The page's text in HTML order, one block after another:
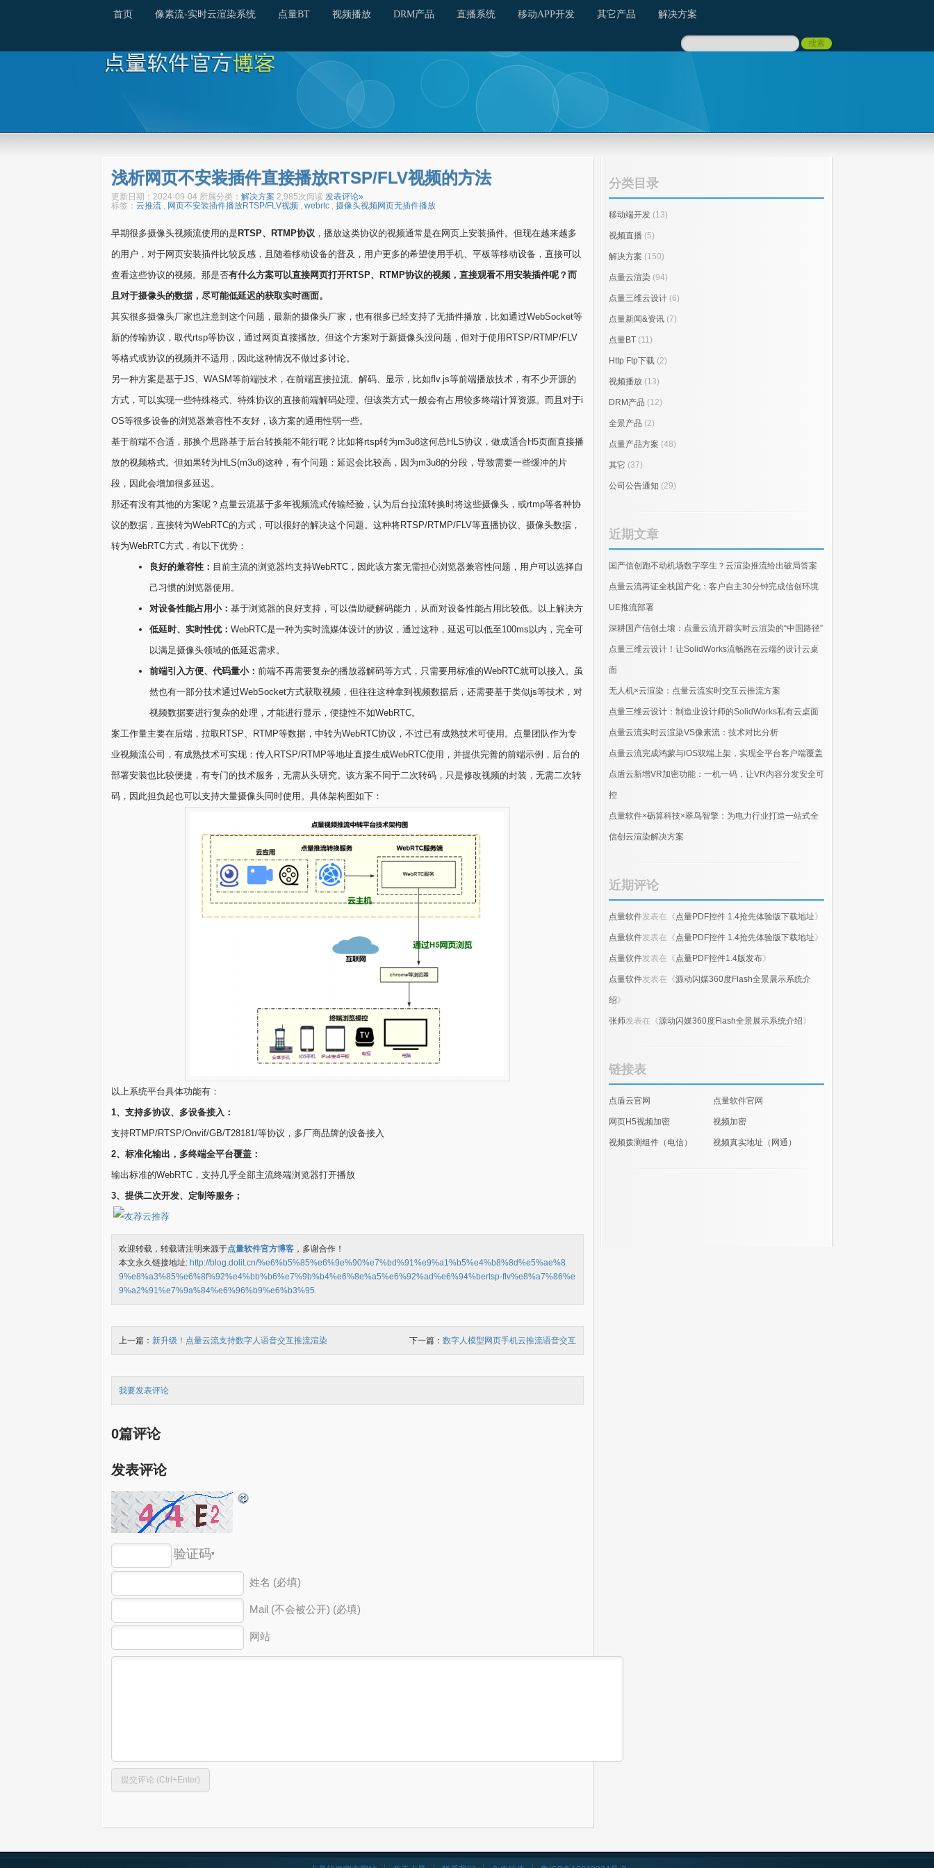
首页 像素流-实时云渲染系统 点量BT 视频播放 DRM产品 直播系统 移动APP开发 其它产品 解决方案
浅析网页不安装插件直接播放RTSP/FLV视频的方法
更新日期：2024-09-04 所属分类： 解决方案 2,985次阅读 发表评论»
标签： 云推流 , 网页不安装插件播放RTSP/FLV视频 , webrtc , 摄像头视频网页无插件播放
早期很多摄像头视频流使用的是 RTSP、RTMP协议 ，播放这类协议的视频通常是在网页上安装插件。但现在越来越多
的用户，对于网页安装插件比较反感，且随着移动设备的普及，用户更多的希望使用手机、平板等移动设备，直接可以
查看这些协议的视频。那是否有什么方案可以直接网页打开RTSP、RTMP协议的视频，直接观看不用安装插件呢？而
且对于摄像头的数据，尽可能低延迟的获取实时画面。
其实很多摄像头厂家也注意到这个问题，最新的摄像头厂家，也有很多已经支持了无插件播放，比如通过WebSocket等
新的传输协议，取代rtsp等协议，通过网页直接播放。但这个方案对于新摄像头没问题，但对于使用RTSP/RTMP/FLV
等格式或协议的视频并不适用，因此这种情况不做过多讨论。
另一种方案是基于JS、WASM等前端技术，在前端直接拉流、解码、显示，比如flv.js等前端播放技术，有不少开源的
方式，可以实现一些特殊格式、特殊协议的直接前端解码处理。但该类方式一般会有占用较多终端计算资源。而且对于i
OS等很多设备的浏览器兼容性不友好，该方案的通用性弱一些。
基于前端不合适，那换个思路基于后台转换能不能行呢？比如将rtsp转为m3u8这何总HLS协议，做成适合H5页面直接播
放的视频格式。但如果转为HLS(m3u8)这种，有个问题：延迟会比较高，因为m3u8的分段，导致需要一些缓冲的片
段，因此会增加很多延迟。
那还有没有其他的方案呢？点量云流基于多年视频流式传输经验，认为后台拉流转换时将这些摄像头，或rtmp等各种协
议的数据，直接转为WebRTC的方式，可以很好的解决这个问题。这种将RTSP/RTMP/FLV等直播协议、摄像头数据，
转为WebRTC方式，有以下优势：
良好的兼容性： 目前主流的浏览器均支持WebRTC，因此该方案无需担心浏览器兼容性问题，用户可以选择自
己习惯的浏览器使用。
对设备性能占用小： 基于浏览器的良好支持，可以借助硬解码能力，从而对设备性能占用比较低。
低延时、实时性优： WebRTC是一种为实时流媒体设计的协议，通过这种，延迟可以低至100ms以内，完全可
以满足摄像头领域的低延迟需求。
前端引入方便、代码量小： 前端不再需要复杂的播放器解码等方式，只需要用标准的WebRTC就可以接入。虽
然也有一部分技术通过WebSocket方式获取视频，但往往这种拿到视频数据后，还需要基于类似js等技术，对
视频数据要进行复杂的处理，才能进行显示，便捷性不如WebRTC。
以上解决方
案工作量主要在后端，拉取RTSP、RTMP等数据，中转为WebRTC协议，不过已有成熟技术可使用。点量团队作为专
业视频流公司，有成熟技术可实现：传入RTSP/RTMP等地址直接生成WebRTC使用，并提供完善的前端示例，后台的
部署安装也比较便捷，有专门的技术服务，无需从头研究。该方案不同于二次转码，只是修改视频的封装，无需二次转
码，因此担负起也可以支持大量摄像头同时使用。具体架构图如下：
以上系统平台具体功能有：
1、支持多协议、多设备接入：
支持RTMP/RTSP/Onvif/GB/T28181/等协议，多厂商品牌的设备接入
2、 标准化输出，多终端全平台覆盖：
输出标准的WebRTC，支持几乎全部主流终端浏览器打开播放
3、 提供二次开发、定制等服务 ；
欢迎转载，转载请注明来源于点量软件官方博客 ，多谢合作！
本文永久链接地址: http://blog.dolit.cn/%e6%b5%85%e6%9e%90%e7%bd%91%e9%a1%b5%e4%b8%8d%e5%ae%8
9%e8%a3%85%e6%8f%92%e4%bb%b6%e7%9b%b4%e6%8e%a5%e6%92%ad%e6%94%bertsp-flv%e8%a7%86%e
9%a2%91%e7%9a%84%e6%96%b9%e6%b3%95
上一篇： 新升级！点量云流支持数字人语音交互推流渲染 下一篇： 数字人模型网页手机云推流语音交互
我要发表评论
0篇评论
发表评论
验证码*
姓名 (必填)
Mail (不会被公开) (必填)
网站
分类目录
移动端开发 (13)
视频直播 (5)
解决方案 (150)
点量云渲染 (94)
点量三维云设计 (6)
点量新闻&资讯 (7)
点量BT (11)
Http Ftp下载 (2)
视频播放 (13)
DRM产品 (12)
全景产品 (2)
点量产品方案 (48)
其它 (37)
公司公告通知 (29)
近期文章
国产信创跑不动机场数字孪生？云渲染推流给出破局答案
点量云流再证全栈国产化：客户自主30分钟完成信创环境
UE推流部署
深耕国产信创土壤：点量云流开辟实时云渲染的“中国路径”
点量三维云设计！让SolidWorks流畅跑在云端的设计云桌
面
无人机×云渲染：点量云流实时交互云推流方案
点量三维云设计：制造业设计师的SolidWorks私有云桌面
点量云流实时云渲染VS像素流：技术对比分析
点量云流完成鸿蒙与iOS双端上架，实现全平台客户端覆盖
点盾云新增VR加密功能：一机一码，让VR内容分发安全可
控
点量软件×砺算科技×翠鸟智擎：为电力行业打造一站式全
信创云渲染解决方案
近期评论
点量软件发表在《点量PDF控件 1.4抢先体验版下载地址》
点量软件发表在《点量PDF控件 1.4抢先体验版下载地址》
点量软件发表在《点量PDF控件1.4版发布》
点量软件发表在《源动闪媒360度Flash全景展示系统介
绍》
张师发表在《源动闪媒360度Flash全景展示系统介绍》
链接表
点盾云官网 点量软件官网
网页H5视频加密 视频加密
视频拨测组件（电信） 视频真实地址（网通）